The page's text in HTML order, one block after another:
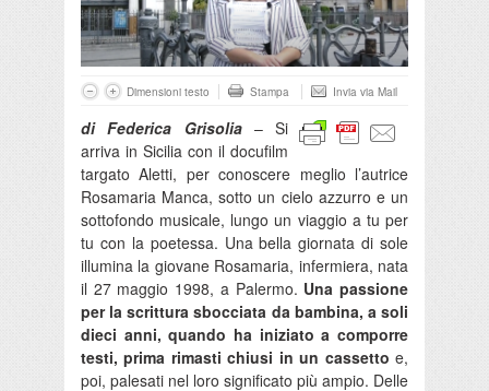
Dimensioni testo Stampa Invia via Mail
di Federica Grisolia– Si
arriva in Sicilia con il docufilm
targato Aletti, per conoscere meglio l’autrice
Rosamaria Manca, sotto un cielo azzurro e un
sottofondo musicale, lungo un viaggio a tu per
tu con la poetessa. Una bella giornata di sole
illumina la giovane Rosamaria, infermiera, nata
il 27 maggio 1998, a Palermo. Una passione
per la scrittura sbocciata da bambina, a soli
dieci anni, quando ha iniziato a comporre
testi, prima rimasti chiusi in un cassetto e,
poi, palesati nel loro significato più ampio. Delle